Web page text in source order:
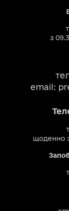
з
email:
щоденно